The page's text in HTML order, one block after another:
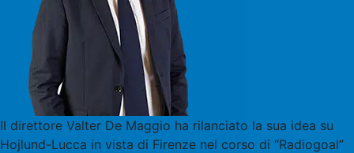
Il direttore Valter De Maggio ha rilanciato la sua idea su
Hojlund-Lucca in vista di Firenze nel corso di “Radiogoal”